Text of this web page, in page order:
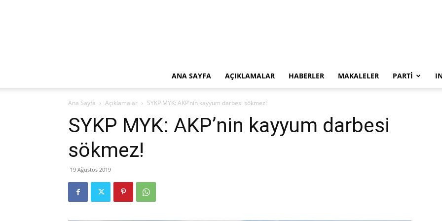
ANA SAYFA AÇIKLAMALAR HABERLER MAKALELER PARTI
Ana Sayfa Açıklamalar SYKP MYK: AKP’nin kayyum darbesi sökmez!
SYKP MYK: AKP’nin kayyum darbesi
sökmez!
19 Ağustos 2019